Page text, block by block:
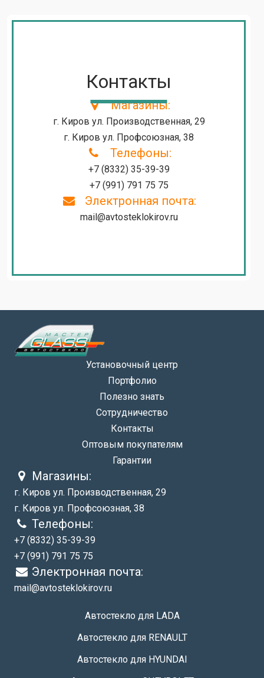
Контакты
Магазины:
г. Киров ул. Производственная, 29
г. Киров ул. Профсоюзная, 38
Телефоны:
+7 (8332) 35-39-39
+7 (991) 791 75 75
Электронная почта:
mail@avtosteklokirov.ru
Установочный центр
Портфолио
Сотрудничество
Оптовым покупателям
Гарантии
Магазины:
г. Киров ул. Производственная, 29
г. Киров ул. Профсоюзная, 38
Телефоны:
+7 (8332) 35-39-39
+7 (991) 791 75 75
Электронная почта:
mail@avtosteklokirov.ru
Автостекло для LADA
Автостекло для RENAULT
Автостекло для HYUNDAI